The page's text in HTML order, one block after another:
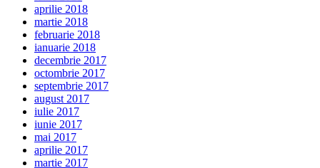
aprilie 2018
martie 2018
februarie 2018
ianuarie 2018
decembrie 2017
octombrie 2017
septembrie 2017
august 2017
iulie 2017
iunie 2017
mai 2017
aprilie 2017
martie 2017